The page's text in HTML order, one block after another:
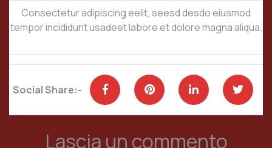
Consectetur adipiscing eelit, seesd desdo eiusmod
tempor incididunt usadeet labore et dolore magna aliqua.
Social Share:-
Lascia un commento